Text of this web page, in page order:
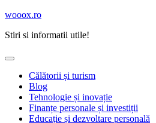
Skip
content
wooox.ro
Stiri si informatii utile!
Călătorii și turism
Blog
Tehnologie și inovație
Finanțe personale și investiții
Educație și dezvoltare personală